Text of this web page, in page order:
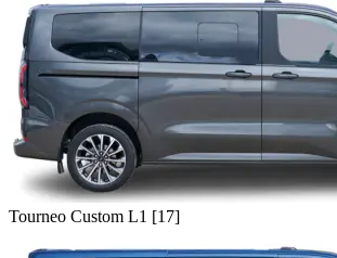
Tourneo Custom L1 [17]